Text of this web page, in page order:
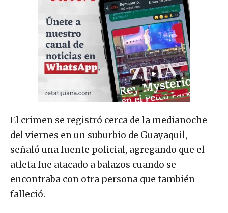
El crimen se registró cerca de la medianoche
del viernes en un suburbio de Guayaquil,
señaló una fuente policial, agregando que el
atleta fue atacado a balazos cuando se
encontraba con otra persona que también
falleció.